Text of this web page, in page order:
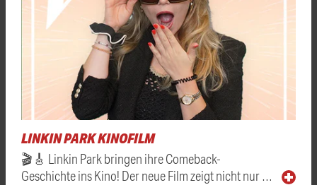
LINKIN PARK KINOFILM
🎬🎸 Linkin Park bringen ihre Comeback-
Geschichte ins Kino! Der neue Film zeigt nicht nur …